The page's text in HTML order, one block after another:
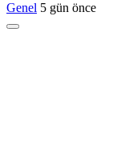
Genel 5 gün önce